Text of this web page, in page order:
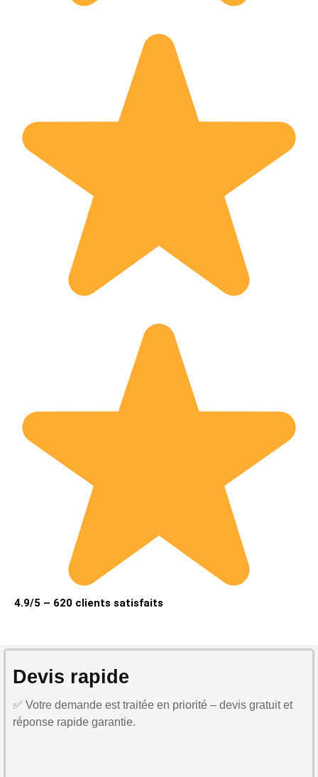
4.9/5 – 620 clients satisfaits
Devis rapide
✅ Votre demande est traitée en priorité – devis gratuit et
réponse rapide garantie.